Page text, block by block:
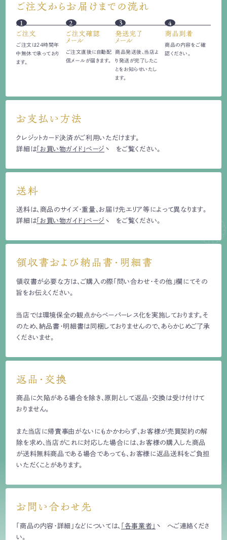
ご注文からお届けまでの流れ
1
ご注文
ご注文は24時間年
中無休で承っており
ます。
2
ご注文確認
メール
ご注文直後に自動配
信メールが届きます。
3
発送完了
メール
商品発送後、当店よ
り発送が完了したこ
とをお知らせいたし
ます。
4
商品到着
商品の内容をご確
認ください。
お支払い方法
クレジットカード決済がご利用いただけます。
詳細は「お買い物ガイド」ページ をご覧ください。
送料
送料は、商品のサイズ・重量、お届け先エリア等によって異なります。
詳細は 「お買い物ガイド」ページ をご覧ください。
領収書および納品書・明細書
領収書が必要な方は、ご購入の際「問い合わせ・その他」欄にてその
旨をお伝えください。
当店では環境保全の観点からペーパーレス化を実施しております。そ
のため、納品書・明細書は同梱しておりませんので、あらかじめご了承
くださいませ。
返品・交換
商品に欠陥がある場合を除き、原則として返品・交換は受け付けて
おりません。
また当店に帰責事由がないにもかかわらず、お客様が売買契約の解
除を求め、当店がこれに対応した場合には、お客様の購入した商品
が送料無料商品である場合であっても、お客様に返品送料をご負担
いただくことがあります。
お問い合わせ先
「商品の内容・詳細」などについては、 「各事業者」
へご連絡くださ
い。